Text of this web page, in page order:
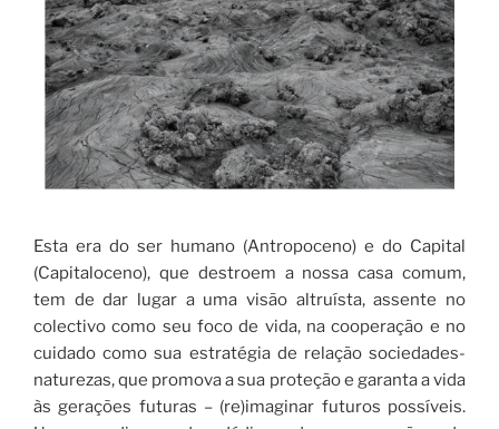
Esta era do ser humano (Antropoceno) e do Capital
(Capitaloceno), que destroem a nossa casa comum,
tem de dar lugar a uma visão altruísta, assente no
colectivo como seu foco de vida, na cooperação e no
cuidado como sua estratégia de relação sociedades-
naturezas, que promova a sua proteção e garanta a vida
às gerações futuras – (re)imaginar futuros possíveis.